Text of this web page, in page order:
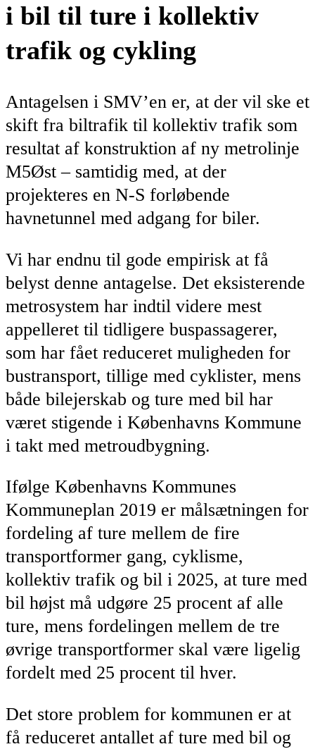
i bil til ture i kollektiv
trafik og cykling
Antagelsen i SMV’en er, at der vil ske et
skift fra biltrafik til kollektiv trafik som
resultat af konstruktion af ny metrolinje
M5Øst – samtidig med, at der
projekteres en N-S forløbende
havnetunnel med adgang for biler.
Vi har endnu til gode empirisk at få
belyst denne antagelse. Det eksisterende
metrosystem har indtil videre mest
appelleret til tidligere buspassagerer,
som har fået reduceret muligheden for
bustransport, tillige med cyklister, mens
både bilejerskab og ture med bil har
været stigende i Københavns Kommune
i takt med metroudbygning.
Ifølge Københavns Kommunes
Kommuneplan 2019 er målsætningen for
fordeling af ture mellem de fire
transportformer gang, cyklisme,
kollektiv trafik og bil i 2025, at ture med
bil højst må udgøre 25 procent af alle
ture, mens fordelingen mellem de tre
øvrige transportformer skal være ligelig
fordelt med 25 procent til hver.
Det store problem for kommunen er at
få reduceret antallet af ture med bil og